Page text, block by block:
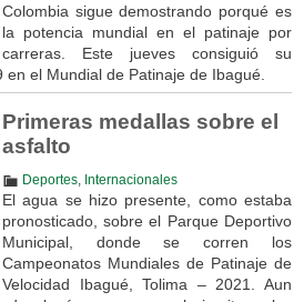
Colombia sigue demostrando porqué es
la potencia mundial en el patinaje por
carreras. Este jueves consiguió su
el Mundial de Patinaje de Ibagué.
Primeras medallas sobre el
asfalto
Deportes, Internacionales
El agua se hizo presente, como estaba
pronosticado, sobre el Parque Deportivo
Municipal, donde se corren los
Campeonatos Mundiales de Patinaje de
Velocidad Ibagué, Tolima – 2021. Aun